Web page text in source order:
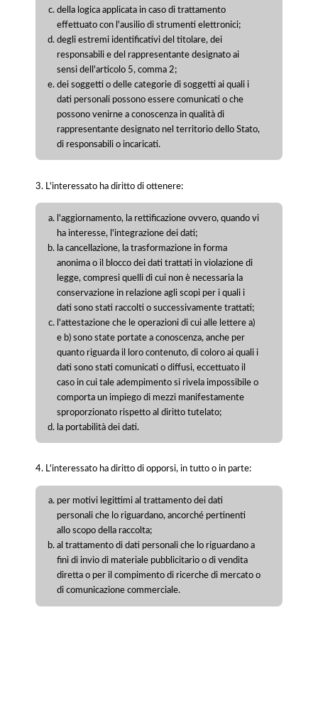
della logica applicata in caso di trattamento
effettuato con l'ausilio di strumenti elettronici;
degli estremi identificativi del titolare, dei
responsabili e del rappresentante designato ai
sensi dell'articolo 5, comma 2;
dei soggetti o delle categorie di soggetti ai quali i
dati personali possono essere comunicati o che
possono venirne a conoscenza in qualità di
rappresentante designato nel territorio dello Stato,
di responsabili o incaricati.
3. L'interessato ha diritto di ottenere:
l'aggiornamento, la rettificazione ovvero, quando vi
ha interesse, l'integrazione dei dati;
la cancellazione, la trasformazione in forma
anonima o il blocco dei dati trattati in violazione di
legge, compresi quelli di cui non è necessaria la
conservazione in relazione agli scopi per i quali i
dati sono stati raccolti o successivamente trattati;
l'attestazione che le operazioni di cui alle lettere a)
e b) sono state portate a conoscenza, anche per
quanto riguarda il loro contenuto, di coloro ai quali i
dati sono stati comunicati o diffusi, eccettuato il
caso in cui tale adempimento si rivela impossibile o
comporta un impiego di mezzi manifestamente
sproporzionato rispetto al diritto tutelato;
la portabilità dei dati.
4. L'interessato ha diritto di opporsi, in tutto o in parte:
per motivi legittimi al trattamento dei dati
personali che lo riguardano, ancorché pertinenti
allo scopo della raccolta;
al trattamento di dati personali che lo riguardano a
fini di invio di materiale pubblicitario o di vendita
diretta o per il compimento di ricerche di mercato o
di comunicazione commerciale.